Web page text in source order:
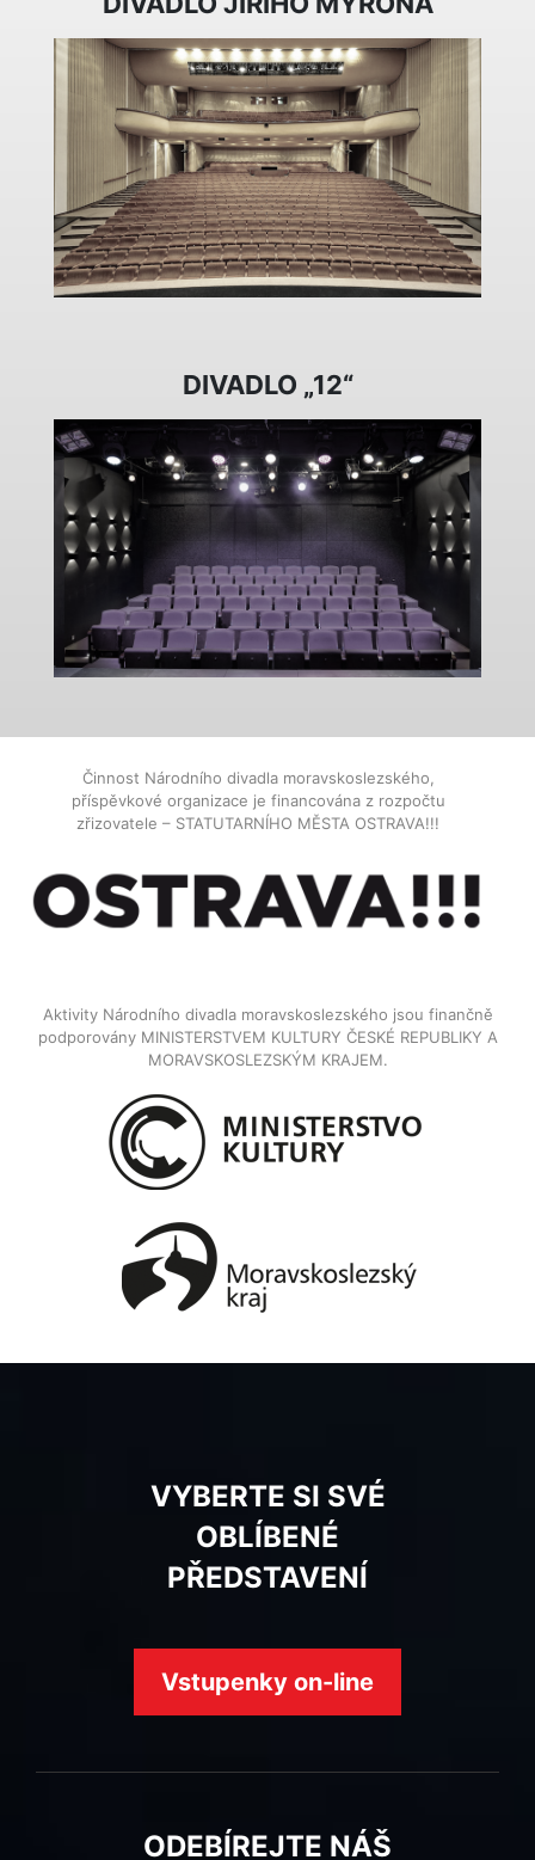
DIVADLO „12“
Činnost Národního divadla moravskoslezského,
příspěvkové organizace je financována z rozpočtu
zřizovatele – STATUTARNÍHO MĚSTA OSTRAVA!!!
Aktivity Národního divadla moravskoslezského jsou finančně
podporovány MINISTERSTVEM KULTURY ČESKÉ REPUBLIKY A
MORAVSKOSLEZSKÝM KRAJEM.
VYBERTE SI SVÉ
OBLÍBENÉ
PŘEDSTAVENÍ
Vstupenky on-line
ODEBÍREJTE NÁŠ